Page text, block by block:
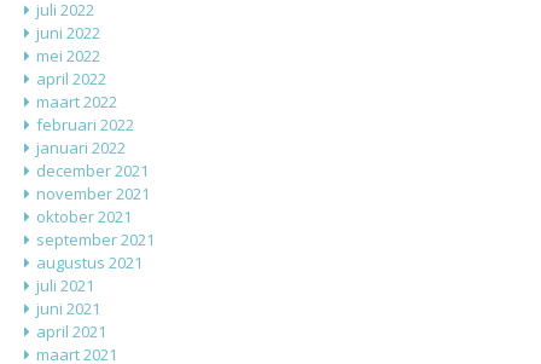
juli 2022
juni 2022
mei 2022
april 2022
maart 2022
februari 2022
januari 2022
december 2021
november 2021
oktober 2021
september 2021
augustus 2021
juli 2021
juni 2021
april 2021
maart 2021